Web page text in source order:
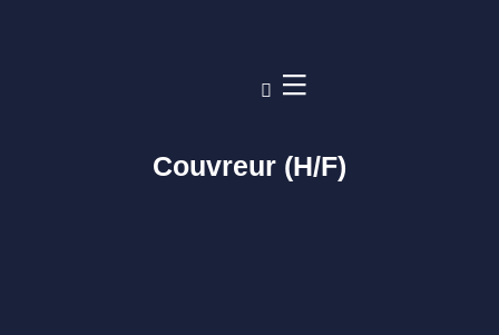
Couvreur (H/F)